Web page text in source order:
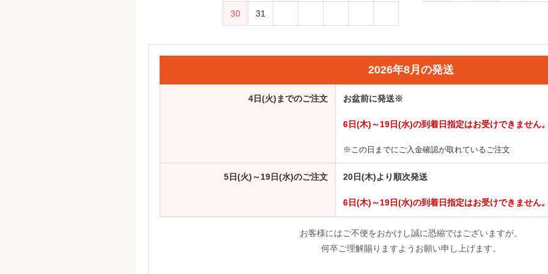
30 31
2026年8月の発送
4日(火)までのご注文 お盆前に発送※
6日(木)～19日(水)の到着日指定はお受けできません
※この日までにご入金確認が取れているご注文
5日(火)～19日(水)のご注文 20日(木)より順次発送
6日(木)～19日(水)の到着日指定はお受けできません
お客様にはご不便をおかけし誠に恐縮ではございますが、
何卒ご理解賜りますようお願い申し上げます。